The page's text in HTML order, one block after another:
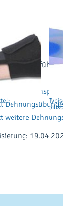
zum Fersensporn
weitere